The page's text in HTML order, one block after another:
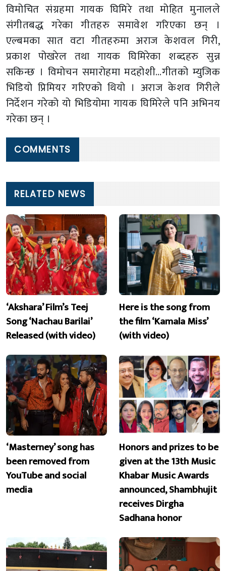
विमोचित संग्रहमा गायक घिमिरे तथा मोहित मुनालले
संगीतबद्ध गरेका गीतहरु समावेश गरिएका छन् ।
एल्बमका सात वटा गीतहरुमा अराज केशवल गिरी,
प्रकाश पोखरेल तथा गायक घिमिरेका शब्दहरु सुन्न
सकिन्छ । विमोचन समारोहमा मदहोशी…गीतको म्युजिक
भिडियो प्रिमियर गरिएको थियो । अराज केशव गिरीले
निर्देशन गरेको यो भिडियोमा गायक घिमिरेले पनि अभिनय
गरेका छन् ।
COMMENTS
RELATED NEWS
‘Akshara’ Film’s Teej
Song ‘Nachau Barilai’
Released (with video)
Here is the song from
the film ‘Kamala Miss’
(with video)
‘Masterney’ song has
been removed from
YouTube and social
media
Honors and prizes to be
given at the 13th Music
Khabar Music Awards
announced, Shambhujit
receives Dirgha
Sadhana honor